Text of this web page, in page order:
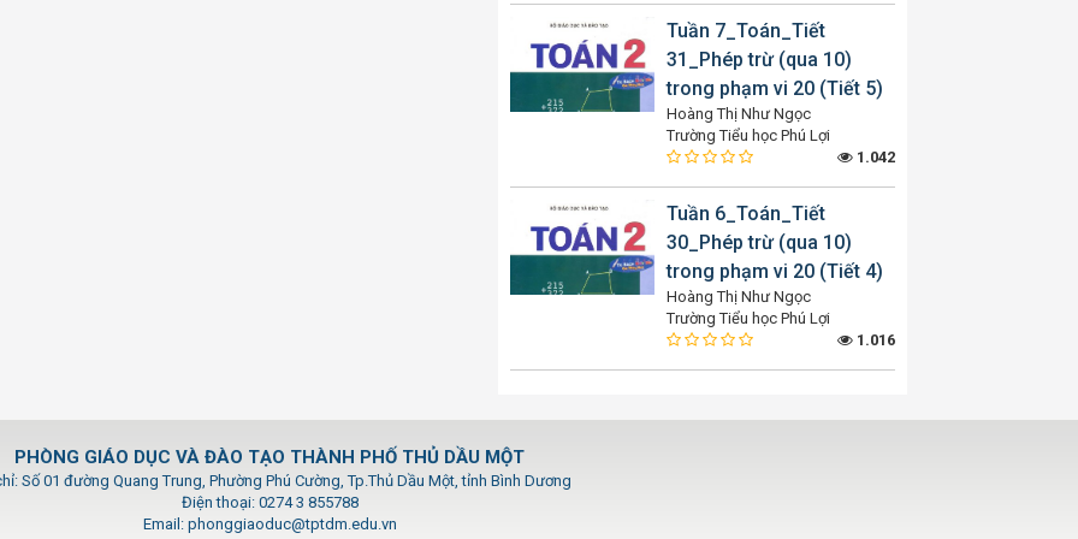
Tuần 7_Toán_Tiết
31_Phép trừ (qua 10)
trong phạm vi 20 (Tiết 5)
Hoàng Thị Như Ngọc
Trường Tiểu học Phú Lợi
1.042
Tuần 6_Toán_Tiết
30_Phép trừ (qua 10)
trong phạm vi 20 (Tiết 4)
Hoàng Thị Như Ngọc
Trường Tiểu học Phú Lợi
1.016
PHÒNG GIÁO DỤC VÀ ĐÀO TẠO THÀNH PHỐ THỦ DẦU MỘT
Số 01 đường Quang Trung, Phường Phú Cường, Tp.Thủ Dầu Một, tỉnh Bình Dương
Điện thoại: 0274 3 855788
Email: phonggiaoduc@tptdm.edu.vn